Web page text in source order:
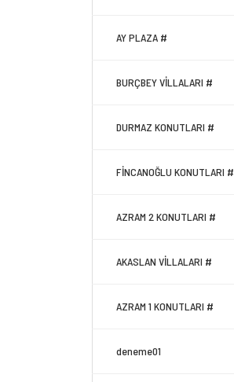
AY PLAZA #
BURÇBEY VİLLALARI #
DURMAZ KONUTLARI #
FİNCANOĞLU KONUTLARI #
AZRAM 2 KONUTLARI #
AKASLAN VİLLALARI #
AZRAM 1 KONUTLARI #
deneme01